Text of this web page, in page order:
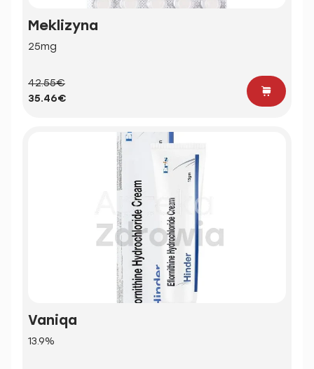
Meklizyna
25mg
42.55€
35.46€
Vaniqa
13.9%